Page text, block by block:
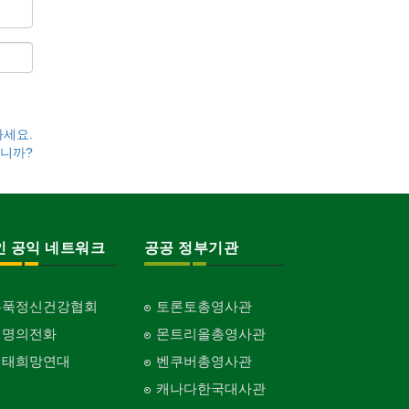
요.
까?
공익 네트워크
정신건강협회
의전화
희망연대
공공 정부기관
토론토총영사관
몬트리올총영사관
벤쿠버총영사관
캐나다한국대사관